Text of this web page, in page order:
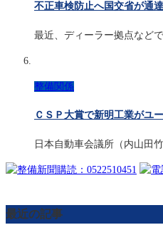
不正車検防止へ国交省が通
最近、ディーラー拠点など
整備関係
ＣＳＰ大賞で新明工業がユ
日本自動車会議所（内山田
最近の記事